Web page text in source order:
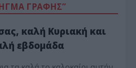
ΓΡΑΦΗΣ”
καλή Κυριακή και
εβδομάδα